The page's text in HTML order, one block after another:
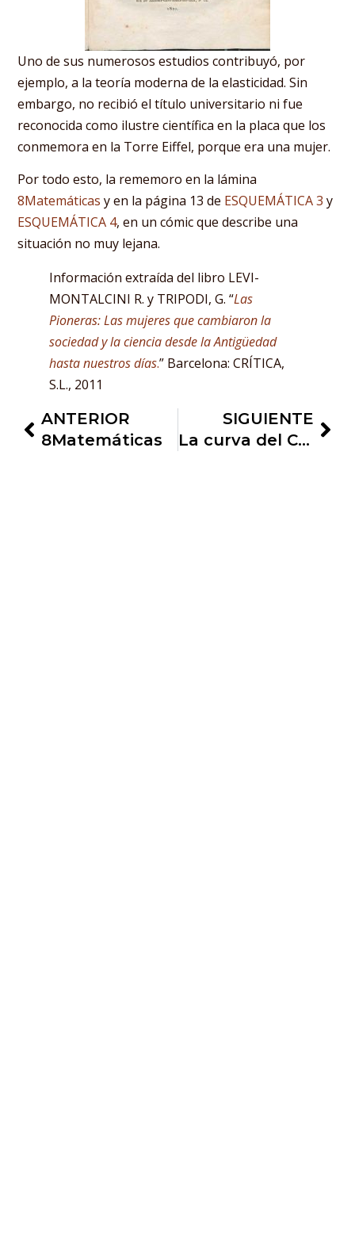
Uno de sus numerosos estudios contribuyó, por
ejemplo, a la teoría moderna de la elasticidad. Sin
embargo, no recibió el título universitario ni fue
reconocida como ilustre científica en la placa que los
conmemora en la Torre Eiffel, porque era una mujer.
Por todo esto, la rememoro en la lámina
8Matemáticas y en la página 13 de ESQUEMÁTICA 3 y
ESQUEMÁTICA 4, en un cómic que describe una
situación no muy lejana.
Información extraída del libro LEVI-
MONTALCINI R. y TRIPODI, G. “Las
Pioneras: Las mujeres que cambiaron la
sociedad y la ciencia desde la Antigüedad
hasta nuestros días.” Barcelona: CRÍTICA,
S.L., 2011
ANTERIOR
8Matemáticas
SIGUIENTE
La curva del Coronavirus es una función